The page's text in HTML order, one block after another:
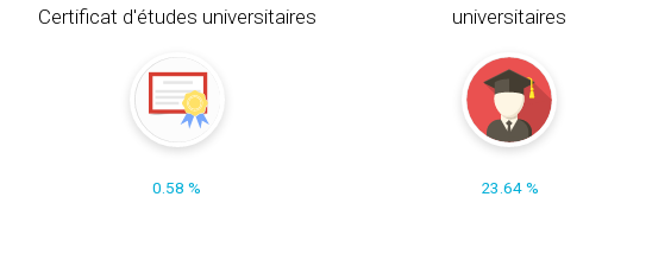
Certificat d'études universitaires
0.58 %
universitaires
23.64 %